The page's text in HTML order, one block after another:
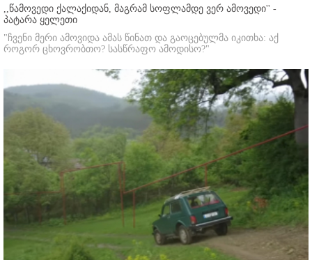
,,წამოვედი ქალაქიდან, მაგრამ სოფლამდე ვერ ამოვედი'' -
პატარა ყელეთი
"ჩვენი მერი ამოვიდა ამას წინათ და გაოცებულმა იკითხა: აქ
როგორ ცხოვრობთო? სასწრაფო ამოდისო?"